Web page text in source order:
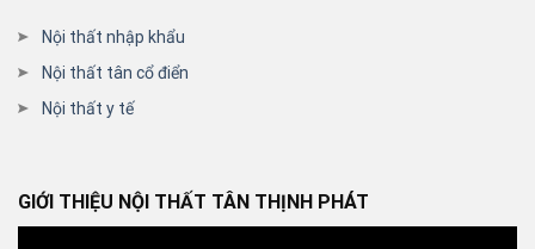
Nội thất nhập khẩu
Nội thất tân cổ điển
Nội thất y tế
GIỚI THIỆU NỘI THẤT TÂN THỊNH PHÁT